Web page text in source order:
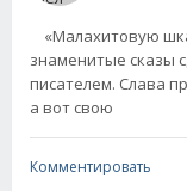
«Малахитовую
знаменитые сказы
писателем. Слава
а вот свою
Комментировать